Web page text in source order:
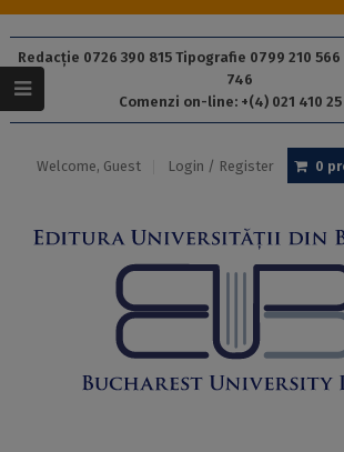
Redacție 0726 390 815 Tipografie 0799 210
746
Comenzi on-line: +(4) 021 410 25
Welcome, Guest Login / Register 0